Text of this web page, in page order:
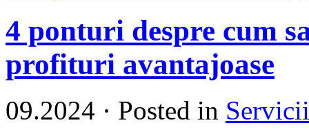
4 ponturi despre cum
profituri avantajoase
09.2024 · Posted in